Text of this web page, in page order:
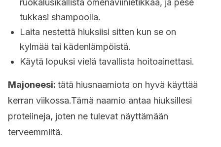
ruokalusikallista omenaviinietikkaa, ja pese
tukkasi shampoolla.
Laita nestettä hiuksiisi sitten kun se on
kylmää tai kädenlämpöistä.
Käytä lopuksi vielä tavallista hoitoainettasi.
Majoneesi: tätä hiusnaamiota on hyvä käyttää
kerran viikossa.Tämä naamio antaa hiuksillesi
proteiineja, joten ne tulevat näyttämään
terveemmiltä.